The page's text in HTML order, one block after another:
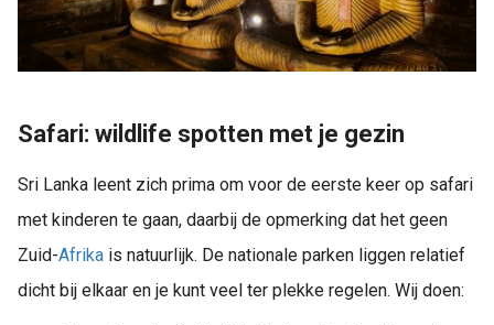
Safari: wildlife spotten met je gezin
Sri Lanka leent zich prima om voor de eerste keer op safari
met kinderen te gaan, daarbij de opmerking dat het geen
Zuid-Afrika is natuurlijk. De nationale parken liggen relatief
dicht bij elkaar en je kunt veel ter plekke regelen. Wij doen: